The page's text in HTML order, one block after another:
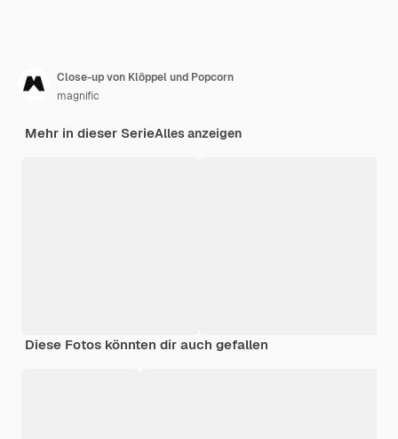
Close-up von Klöppel und Popcorn
magnific
Mehr in dieser SerieAlles anzeigen
Diese Fotos könnten dir auch gefallen